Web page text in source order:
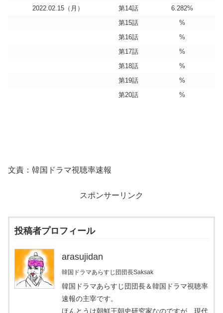
2022.02.15（月）
第14話
6.282%
第15話
%
第16話
%
第17話
%
第18話
%
第19話
%
第20話
%
文責：韓国ドラマ視聴率速報
スポンサーリンク
投稿者プロフィール
arasujidan
韓国ドラマあらすじ団団長Saksak
韓国ドラマあらすじ団団長＆韓国ドラマ視聴率
速報の主宰です。
ほんとうは朝鮮王朝史研究家なのですが、現代